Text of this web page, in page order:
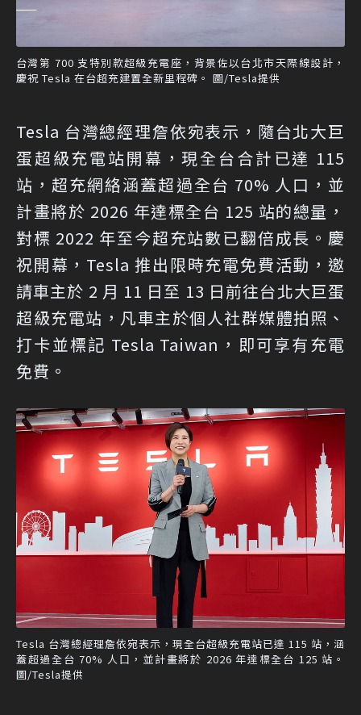
台灣第 700 支特別款超級充電座，背景佐以台北市天際線設計，
慶祝 Tesla 在台超充建置全新里程碑。 圖/Tesla提供
Tesla 台灣總經理詹依宛表示，隨台北大巨
蛋超級充電站開幕，現全台合計已達 115
站，超充網絡涵蓋超過全台 70% 人口，並
計畫將於 2026 年達標全台 125 站的總量，
對標 2022 年至今超充站數已翻倍成長。慶
祝開幕，Tesla 推出限時充電免費活動，邀
請車主於 2 月 11 日至 13 日前往台北大巨蛋
超級充電站，凡車主於個人社群媒體拍照、
打卡並標記 Tesla Taiwan，即可享有充電
免費。
Tesla 台灣總經理詹依宛表示，現全台超級充電站已達 115 站，涵
蓋超過全台 70% 人口，並計畫將於 2026 年達標全台 125 站。
圖/Tesla提供